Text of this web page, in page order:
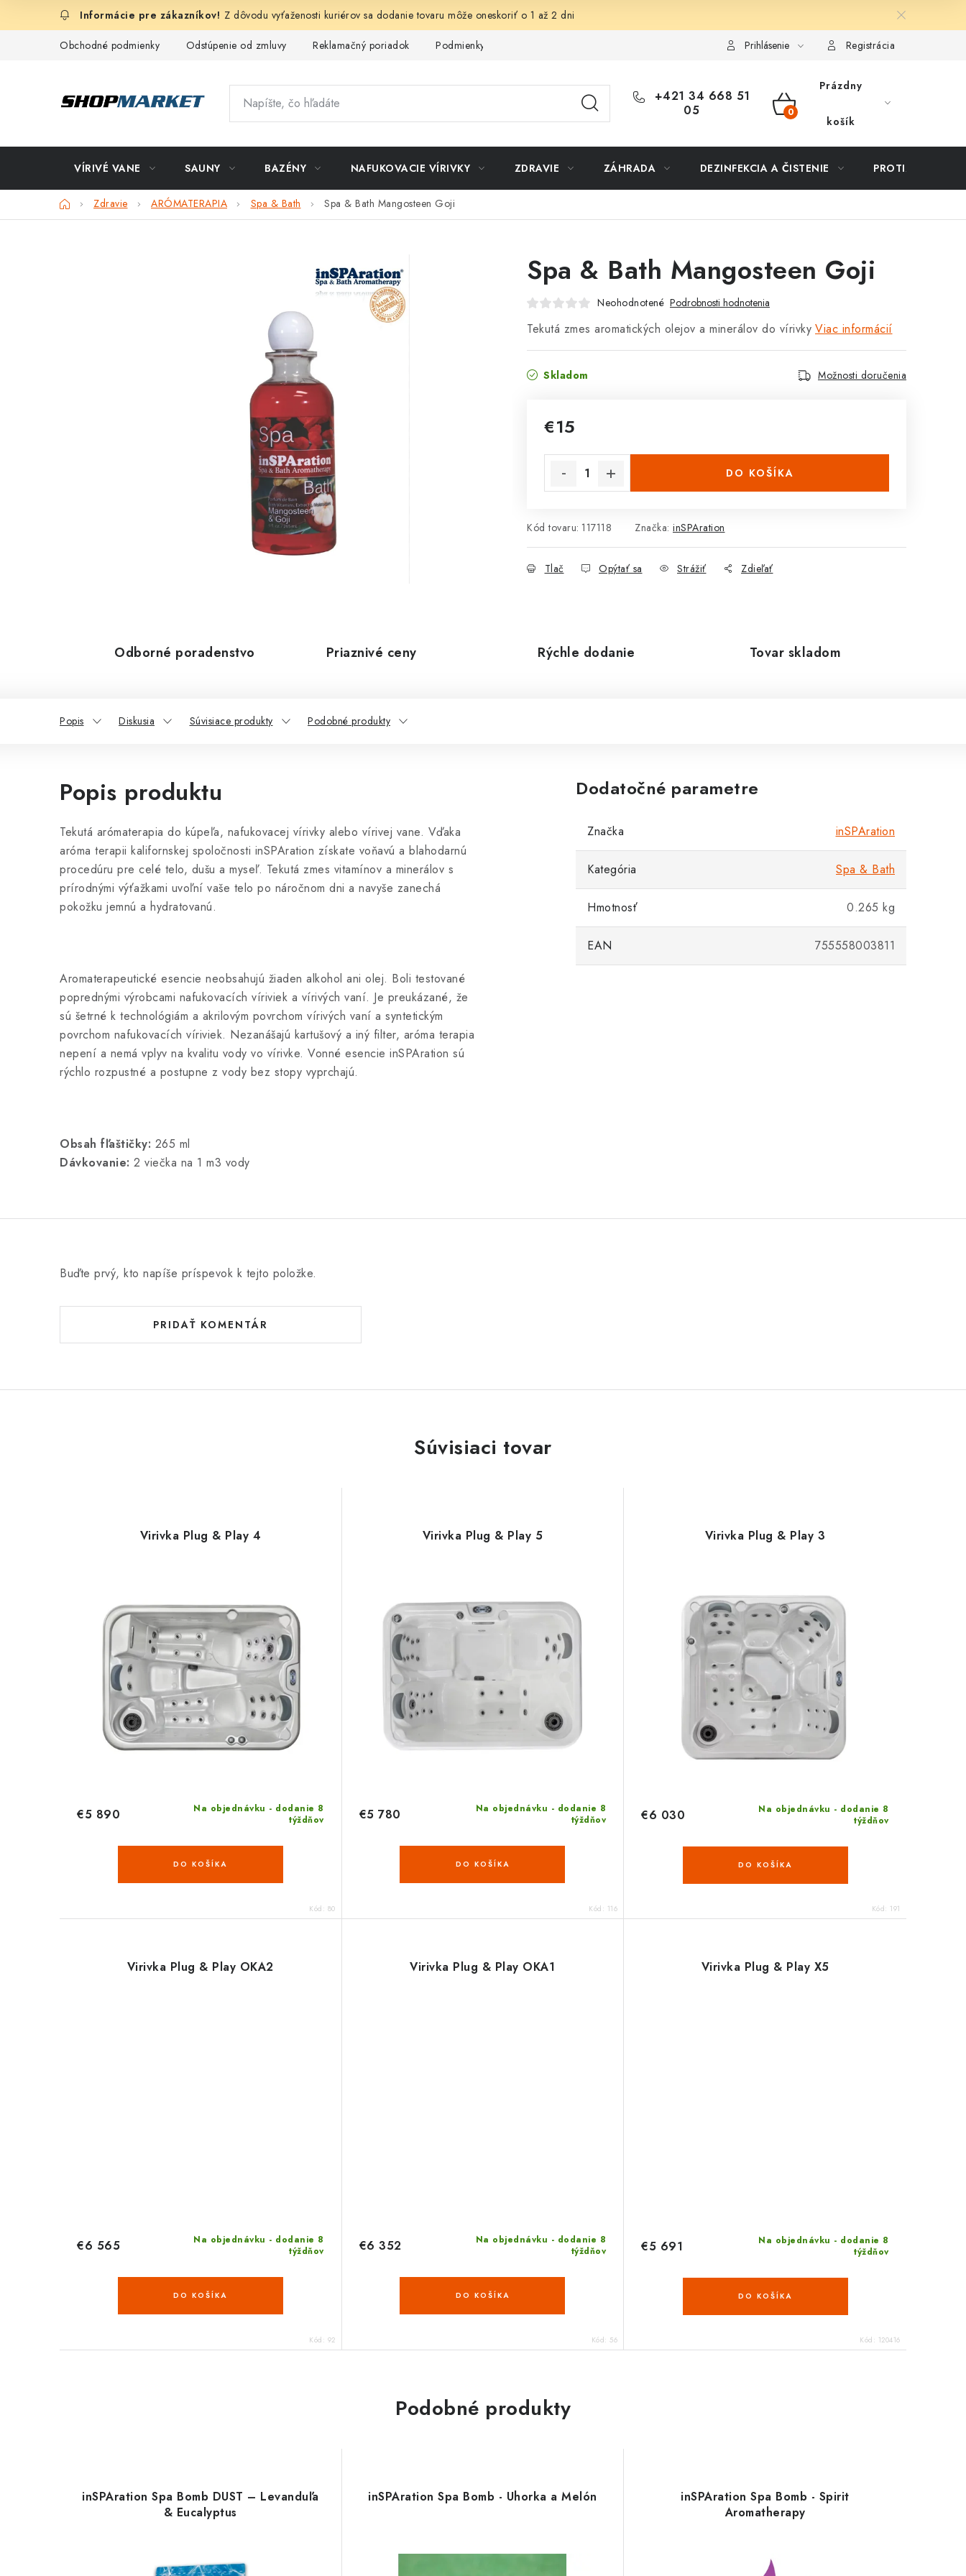
Z dôvodu vyťaženosti kuriérov sa dodanie tovaru môže oneskoriť o 1 až 2 dni
Obchodné podmienky Odstúpenie od zmluvy Reklamačný poriadok Podmienky ochrany osobných údajov Spôsob dopravy a platby Vernostný program Moja objednávka
Prihlásenie Registrácia
+421 34 668 51
05
NÁKUPNÝ
Prázdny
košík
VÍRIVÉ VANE SAUNY BAZÉNY NAFUKOVACIE VÍRIVKY ZDRAVIE ZÁHRADA DEZINFEKCIA A ČISTENIE
DomovZdravie ARÓMATERAPIA Spa & Bath Spa & Bath Mangosteen Goji
Spa & Bath Mangosteen Goji
Neohodnotené Podrobnosti hodnotenia
Tekutá zmes aromatických olejov a minerálov do vírivky Viac informácií
Skladom Možnosti doručenia
€15
DO KOŠÍKA
Kód tovaru: 117118 Značka: inSPAration
Tlač Opýtať sa Strážiť Zdieľať
Odborné poradenstvo Priaznivé ceny Rýchle dodanie Tovar skladom
Popis Diskusia Súvisiace produkty Podobné produkty
Popis produktu
Tekutá arómaterapia do kúpeľa, nafukovacej vírivky alebo vírivej vane. Vďaka
aróma terapii kalifornskej spoločnosti inSPAration získate voňavú a blahodarnú
procedúru pre celé telo, dušu a myseľ. Tekutá zmes vitamínov a minerálov s
prírodnými výťažkami uvoľní vaše telo po náročnom dni a navyše zanechá
pokožku jemnú a hydratovanú.
Aromaterapeutické esencie neobsahujú žiaden alkohol ani olej. Boli testované
poprednými výrobcami nafukovacích víriviek a vírivých vaní. Je preukázané, že
sú šetrné k technológiám a akrilovým povrchom vírivých vaní a syntetickým
povrchom nafukovacích víriviek. Nezanášajú kartušový a iný filter, aróma terapia
nepení a nemá vplyv na kvalitu vody vo vírivke. Vonné esencie inSPAration sú
rýchlo rozpustné a postupne z vody bez stopy vyprchajú.
Obsah fľaštičky: 265 ml
Dávkovanie: 2 viečka na 1 m3 vody
Dodatočné parametre
Značka inSPAration
Kategória Spa & Bath
Hmotnosť 0.265 kg
EAN 755558003811
Buďte prvý, kto napíše príspevok k tejto položke.
PRIDAŤ KOMENTÁR
Súvisiaci tovar
Virivka Plug & Play 4
Na objednávku - dodanie 8
týždňov
€5 890
DO KOŠÍKA
Kód: 80
Virivka Plug & Play 5
Na objednávku - dodanie 8
týždňov
€5 780
DO KOŠÍKA
Kód: 116
Virivka Plug & Play 3
Na objednávku - dodanie 8
týždňov
€6 030
DO KOŠÍKA
Kód: 191
Virivka Plug & Play OKA2
Na objednávku - dodanie 8
týždňov
€6 565
DO KOŠÍKA
Kód: 92
Virivka Plug & Play OKA1
Na objednávku - dodanie 8
týždňov
€6 352
DO KOŠÍKA
Kód:56
Virivka Plug & Play X5
Na objednávku - dodanie 8
týždňov
€5 691
DO KOŠÍKA
Kód: 120416
Podobné produkty
inSPAration Spa Bomb DUST – Levanduľa
& Eucalyptus
inSPAration Spa Bomb - Uhorka a Melón
inSPAration Spa Bomb - Spirit
Aromatherapy